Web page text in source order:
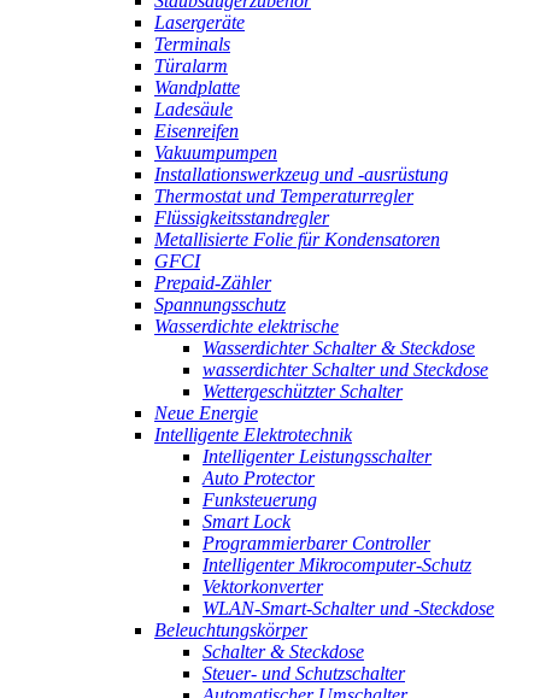
Lasergeräte
Terminals
Türalarm
Wandplatte
Ladesäule
Eisenreifen
Vakuumpumpen
Installationswerkzeug und -ausrüstung
Thermostat und Temperaturregler
Flüssigkeitsstandregler
Metallisierte Folie für Kondensatoren
GFCI
Prepaid-Zähler
Spannungsschutz
Wasserdichte elektrische
Wasserdichter Schalter & Steckdose
wasserdichter Schalter und Steckdose
Wettergeschützter Schalter
Neue Energie
Intelligente Elektrotechnik
Intelligenter Leistungsschalter
Auto Protector
Funksteuerung
Smart Lock
Programmierbarer Controller
Intelligenter Mikrocomputer-Schutz
Vektorkonverter
WLAN-Smart-Schalter und -Steckdose
Beleuchtungskörper
Schalter & Steckdose
Steuer- und Schutzschalter